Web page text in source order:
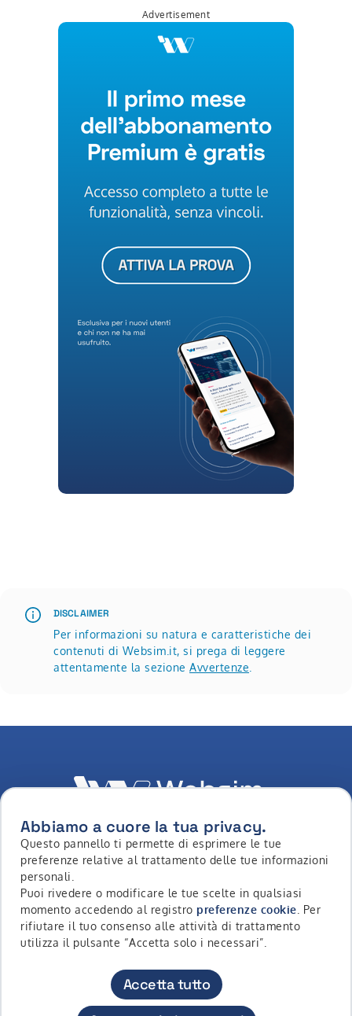
Advertisement
DISCLAIMER
Per informazioni su natura e caratteristiche dei
contenuti di Websim.it, si prega di leggere
attentamente la sezione Avvertenze
LinkedIn Youtube Whatsapp Facebook Instagram
Copyright © 2026 - Intermonte SIM S.p.a. All Rights
Reserved
Accessibilità Privacy Policy
Diritti RiservatiAvvertenze
Abbiamo a cuore la tua privacy.
Questo pannello ti permette di esprimere le tue
preferenze relative al trattamento delle tue informazioni
personali.
Puoi rivedere o modificare le tue scelte in qualsiasi
momento accedendo al registro preferenze cookie . Per
rifiutare il tuo consenso alle attività di trattamento
utilizza il pulsante “Accetta solo i necessari”.
Accetta tutto